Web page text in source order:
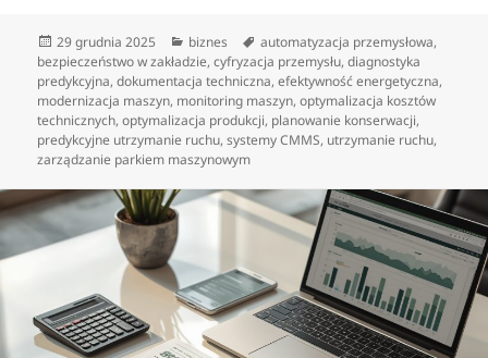
Data
publikacji
29 grudnia 2025 Kategorie
biznes Tagi
automatyzacja przemysłowa,
bezpieczeństwo w zakładzie,cyfryzacja przemysłu,diagnostyka
predykcyjna,dokumentacja techniczna,efektywność energetyczna,
modernizacja maszyn, monitoring maszyn,optymalizacja kosztów
technicznych,optymalizacja produkcji, planowanie konserwacji,
predykcyjne utrzymanie ruchu,systemy CMMS, utrzymanie ruchu,
zarządzanie parkiem maszynowym